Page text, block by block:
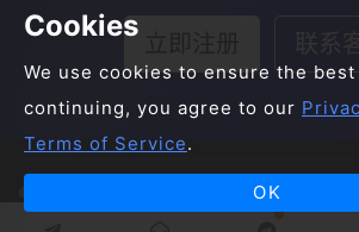
© 2008-2026 HopeIDC All Rights Reserved.
Cookies
We use cookies to ensure the
continuing, you agree to our
Terms of Service.
OK